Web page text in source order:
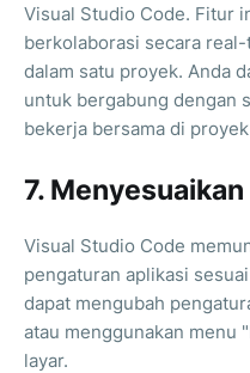
Visual Studio Code. Fitur
berkolaborasi secara
dalam satu proyek. Anda
untuk bergabung dengan
bekerja bersama di
7.
Visual Studio Code
pengaturan aplikasi
dapat mengubah
atau menggunakan menu
layar.